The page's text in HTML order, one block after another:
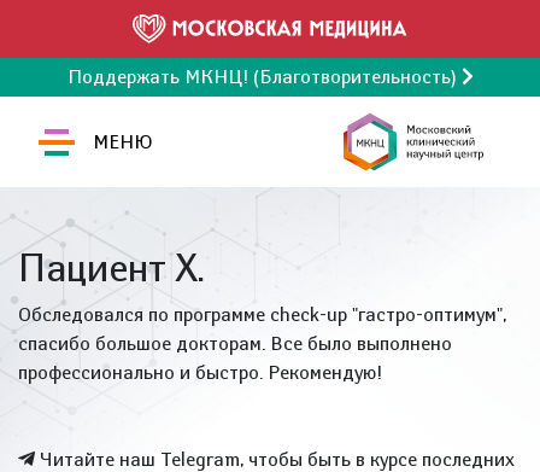
Поддержать МКНЦ! (Благотворительность)
МЕНЮ
Пациент Х.
Обследовался по программе check-up "гастро-оптимум",
спасибо большое докторам. Все было выполнено
профессионально и быстро. Рекомендую!
Читайте наш Telegram, чтобы быть в курсе последних